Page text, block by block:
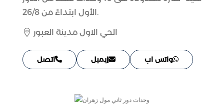
الأول ابتداءً من 26/8.
 الحي الاول مدينة العبور
اتصل إيميل واتس اب